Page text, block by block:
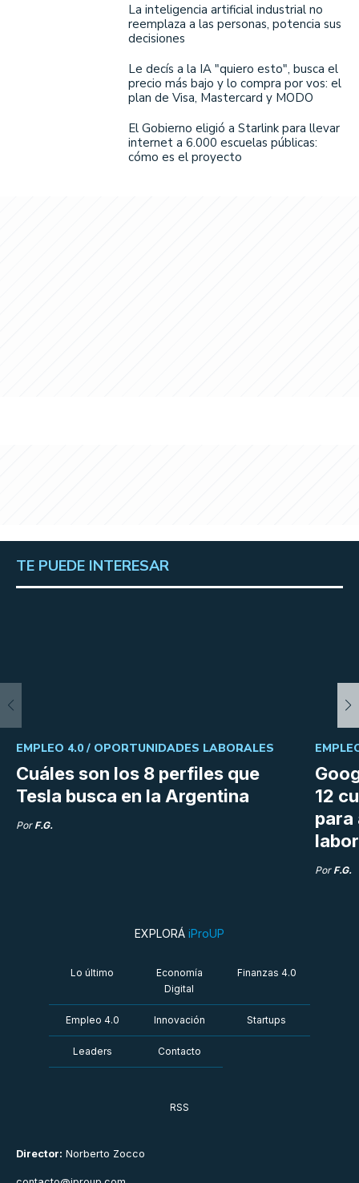
La inteligencia artificial industrial no
reemplaza a las personas, potencia sus
decisiones
Le decís a la IA "quiero esto", busca el
precio más bajo y lo compra por vos: el
plan de Visa, Mastercard y MODO
El Gobierno eligió a Starlink para llevar
internet a 6.000 escuelas públicas:
cómo es el proyecto
TE PUEDE INTERESAR
Cuáles son los 8 perfiles que
Tesla busca en la Argentina
EMPLEO 4.0 / OPORTUNIDADES LABORALES
Por F.G.
12
para
Por F.G.
Director: Norberto Zocco
EXPLORÁ iProUP
Lo último
Economía
Digital
Finanzas 4.0
Empleo 4.0 Innovación Startups
Leaders Contacto
RSS